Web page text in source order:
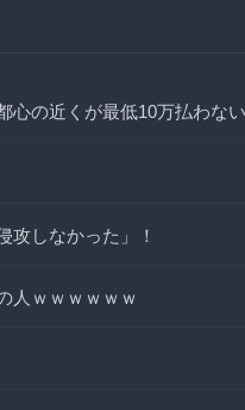
心の近くが最低10万払わな
攻しなかった」！
人ｗｗｗｗｗｗ